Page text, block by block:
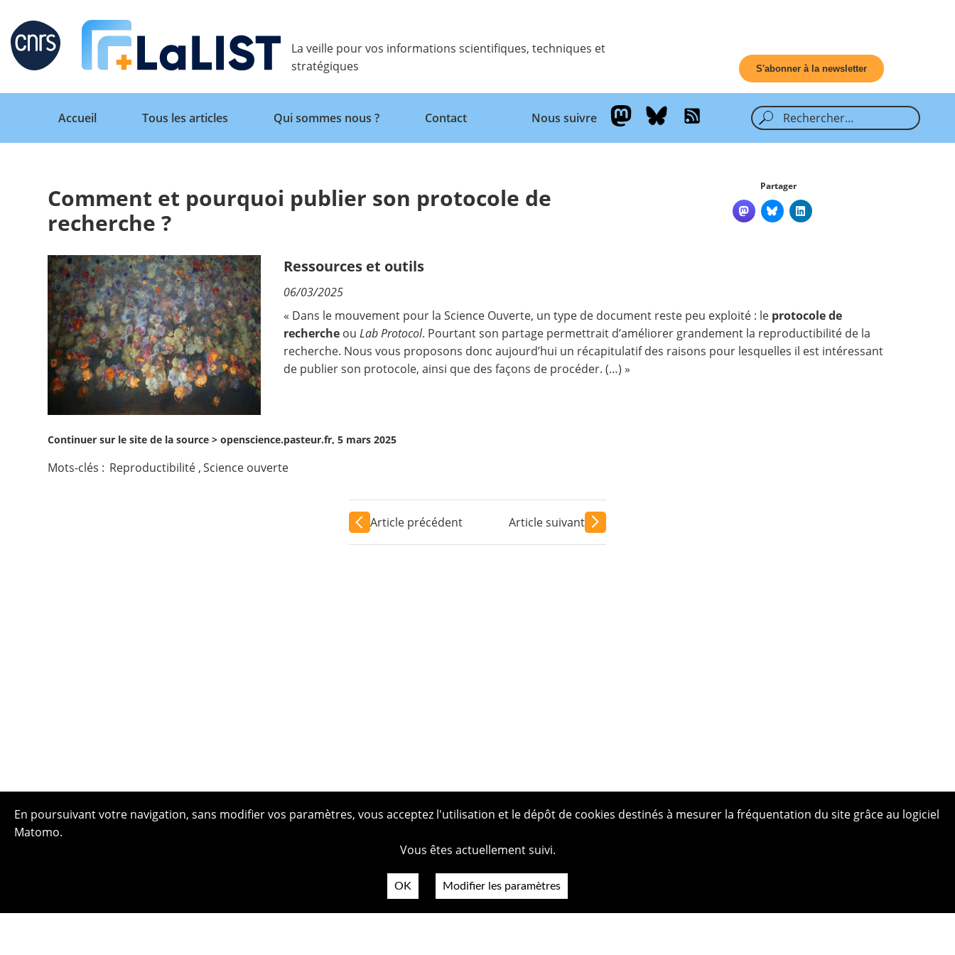
Retour
Accueil
Tous les articles
Qui sommes nous ?
Contact
Nous suivre
La veille pour vos informations scientifiques, techniques et
stratégiques
S'abonner à la newsletter
Retour
Accueil
Tous les articles Qui sommes nous ? Contact Nous suivre
Comment et pourquoi publier son protocole de
recherche ?
Partager
Ressources et outils
06/03/2025
« Dans le mouvement pour la Science Ouverte, un type de document reste peu exploité : le protocole de
recherche ouLab Protocol. Pourtant son partage permettrait d’améliorer grandement la reproductibilité de la
recherche. Nous vous proposons donc aujourd’hui un récapitulatif des raisons pour lesquelles il est intéressant
de publier son protocole, ainsi que des façons de procéder. (…) »
Continuer sur le site de la source >openscience.pasteur.fr, 5 mars 2025
Mots-clés : Reproductibilité ,Science ouverte
Article précédent Article suivant
En poursuivant votre navigation, sans modifier vos paramètres, vous acceptez l'utilisation et le dépôt de cookies destinés à mesurer la fréquentation du site grâce au logiciel
Matomo.
Vous êtes actuellement suivi.
OK Modifier les paramètres